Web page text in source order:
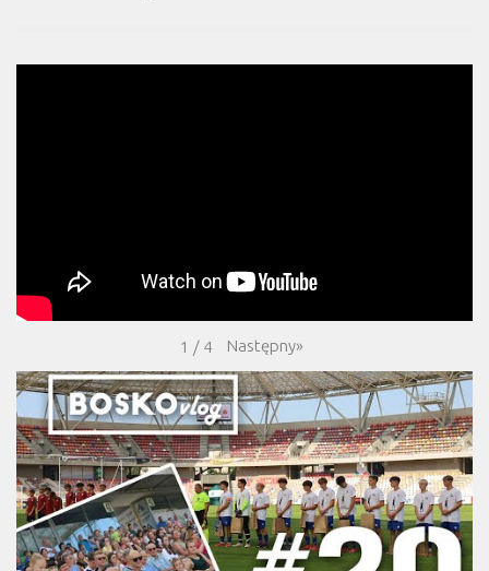
1 / 4 Następny»